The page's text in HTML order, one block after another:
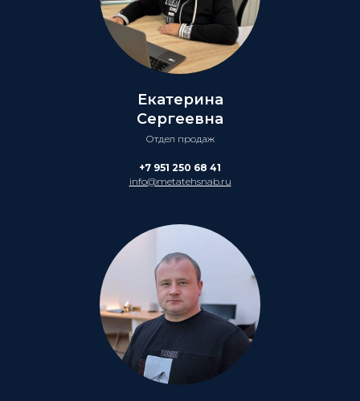
Екатерина
Сергеевна
Отдел продаж
+7 951 250 68 41
info@metatehsnab.ru